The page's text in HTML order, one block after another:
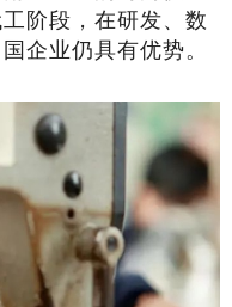
阶段，在研发、数
企业仍具有优势。